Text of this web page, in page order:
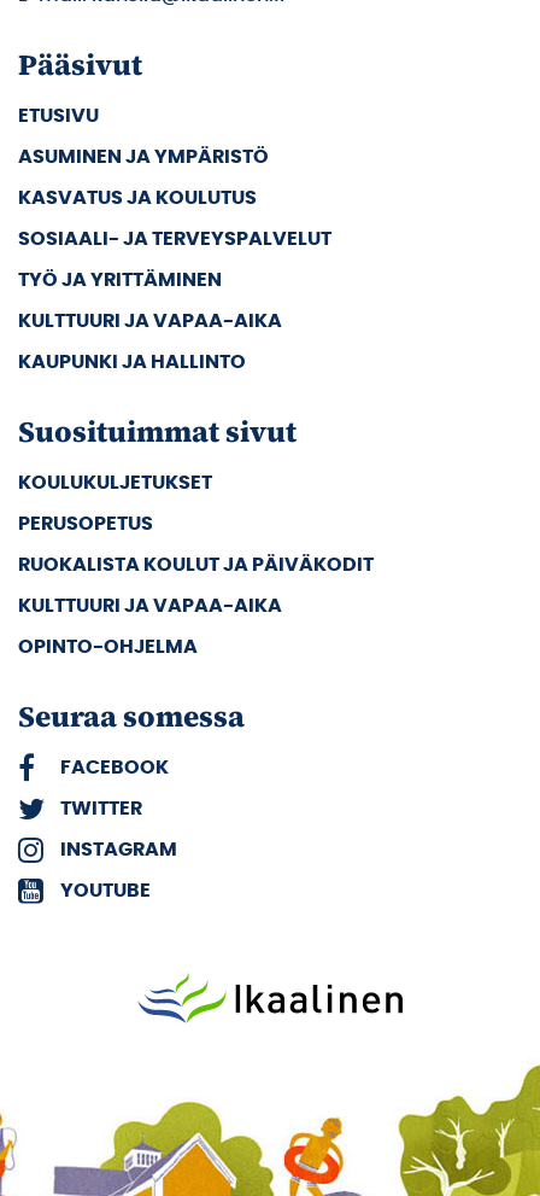
Pääsivut
ETUSIVU
ASUMINEN JA YMPÄRISTÖ
KASVATUS JA KOULUTUS
SOSIAALI- JA TERVEYSPALVELUT
TYÖ JA YRITTÄMINEN
KULTTUURI JA VAPAA-AIKA
KAUPUNKI JA HALLINTO
Suosituimmat sivut
KOULUKULJETUKSET
PERUSOPETUS
RUOKALISTA KOULUT JA PÄIVÄKODIT
KULTTUURI JA VAPAA-AIKA
OPINTO-OHJELMA
Seuraa somessa
FACEBOOK
TWITTER
INSTAGRAM
YOUTUBE